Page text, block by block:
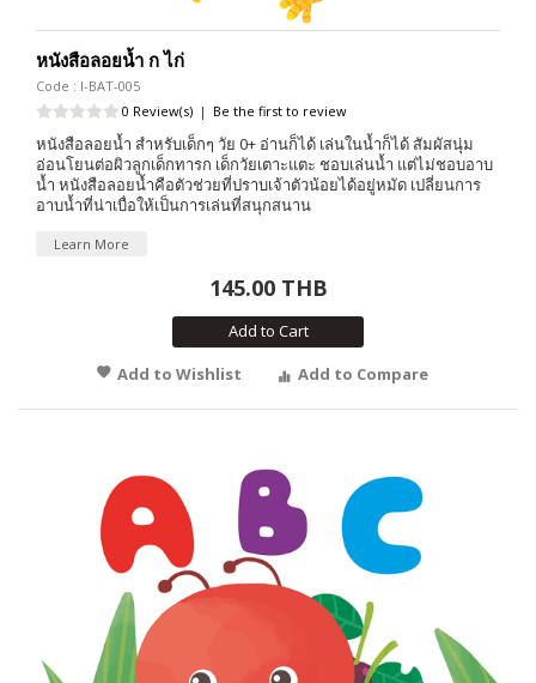
หนังสือลอยน้ำ ก ไก่
Code : I-BAT-005
0 Review(s) | Be the first to review
หนังสือลอยน้ำ สำหรับเด็กๆ วัย 0+ อ่านก็ได้ เล่นในน้ำก็ได้ สัมผัสนุ่ม
อ่อนโยนต่อผิวลูกเด็กทารก เด็กวัยเตาะแตะ ชอบเล่นน้ำ แต่ไม่ชอบอาบ
น้ำ หนังสือลอยน้ำคือตัวช่วยที่ปราบเจ้าตัวน้อยได้อยู่หมัด เปลี่ยนการ
อาบน้ำที่น่าเบื่อให้เป็นการเล่นที่สนุกสนาน
Learn More
145.00 THB
Add to Cart
Add to Wishlist
Add to Compare